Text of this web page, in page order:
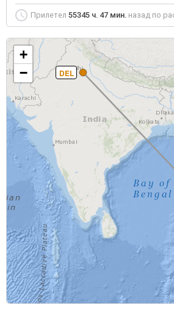
Прилетел 55345 ч. 47 мин. назад по
DEL
+
−